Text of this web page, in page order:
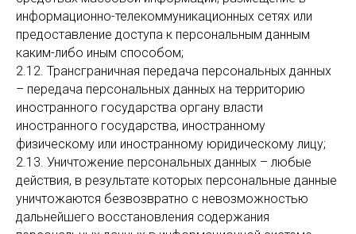
информационно-телекоммуникационных сетях или
предоставление доступа к персональным данным
каким-либо иным способом;
2.12. Трансграничная передача персональных данных
– передача персональных данных на территорию
иностранного государства органу власти
иностранного государства, иностранному
физическому или иностранному юридическому лицу;
2.13. Уничтожение персональных данных – любые
действия, в результате которых персональные данные
уничтожаются безвозвратно с невозможностью
дальнейшего восстановления содержания